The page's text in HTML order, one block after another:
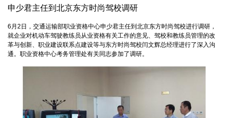
申少君主任到北京东方时尚驾校调研
6月2日，交通运输部职业资格中心申少君主任到北京东方时尚驾校进行调研，
就企业对机动车驾驶教练员从业资格有关工作的意见、驾校和教练员管理的改
革与创新、职业建设联系点建设等与东方时尚驾校闫文辉总经理进行了深入沟
通。职业资格中心考务管理处有关同志参加了调研。